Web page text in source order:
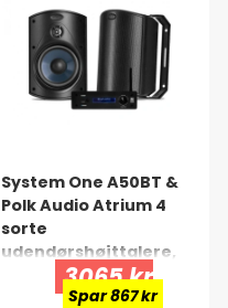
System One A50BT &
Polk Audio Atrium 4
sorte
udendørshøjttalere,
stereosæt3065 kr
Spar 867 kr